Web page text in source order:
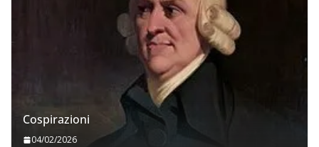
Cospirazioni
04/02/2026